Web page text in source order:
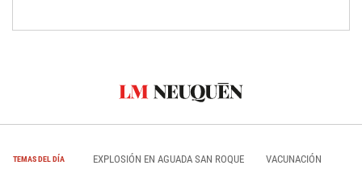
TEMAS DEL DÍA EXPLOSIÓN EN AGUADA SAN ROQUE VACUNACIÓN